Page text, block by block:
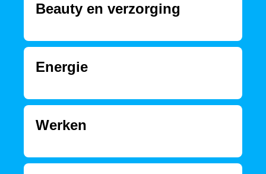
Beauty en verzorging
Energie
Werken